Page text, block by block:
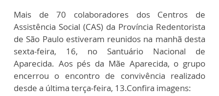
Mais de 70 colaboradores dos Centros de
Assistência Social (CAS) da Província Redentorista
de São Paulo estiveram reunidos na manhã desta
sexta-feira, 16, no Santuário Nacional de
Aparecida. Aos pés da Mãe Aparecida, o grupo
encerrou o encontro de convivência realizado
desde a última terça-feira, 13.Confira imagens: